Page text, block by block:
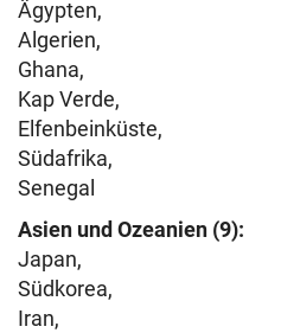
Ägypten,
Algerien,
Ghana,
Kap Verde,
Elfenbeinküste,
Südafrika,
Senegal
Asien und Ozeanien (9):
Japan,
Südkorea,
Iran,